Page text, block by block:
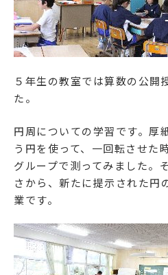
５年生の教室では算数の公開
た。
円周についての学習です。厚
う円を使って、一回転させた
グループで測ってみました。
さから、新たに提示された円
業です。